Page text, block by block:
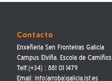
Contacto
Enxeñeria Sen Fronteiras Galicia
Campus Elviña. Escola de
Telf:(+34) : 881 01 1479
Email: info(arroba)galicia.isf.es